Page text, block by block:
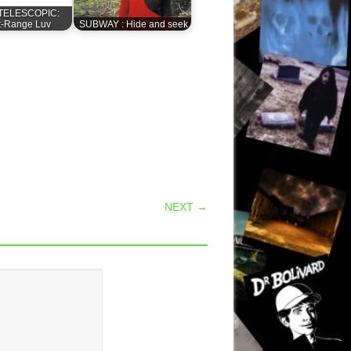
Range Luv
SUBWAY : Hide and seek
NEXT →